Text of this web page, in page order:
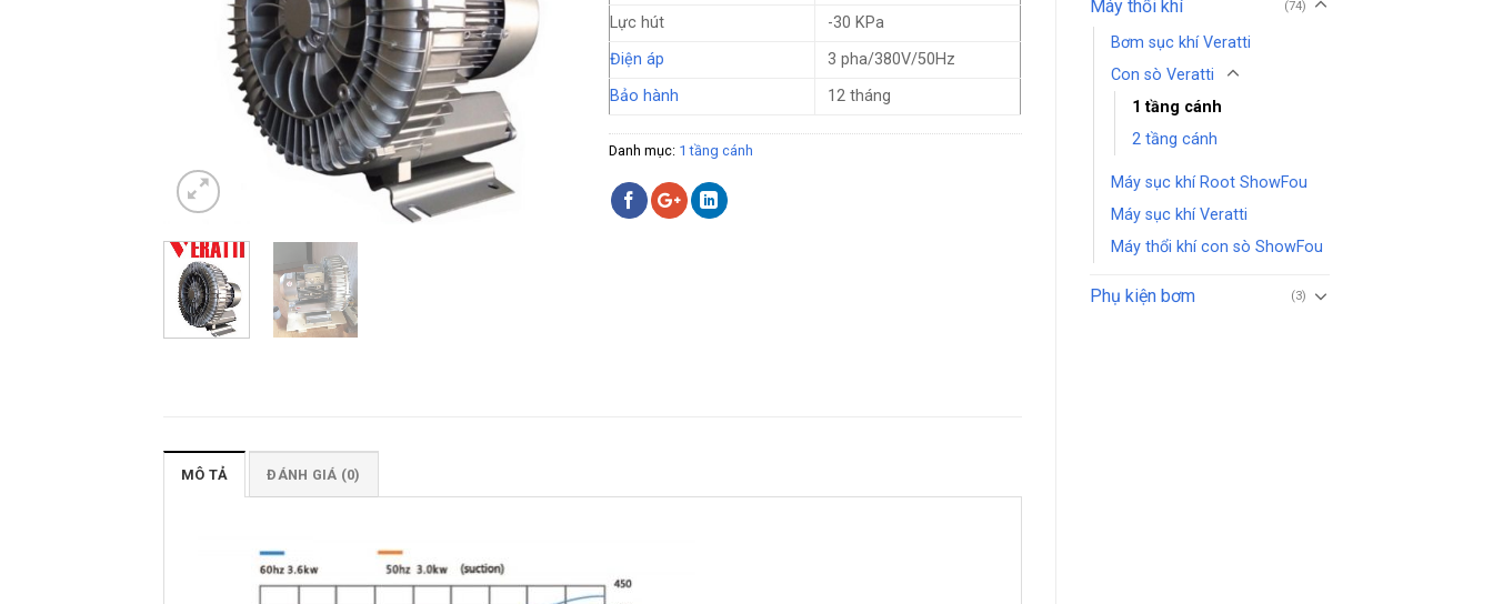
Lực hút
-30 KPa
Điện áp
3 pha/380V/50Hz
Bảo hành
12 tháng
Danh mục: 1 tầng cánh
MÔ TẢ ĐÁNH GIÁ (0)
Máy thổi khí (74)
Bơm sục khí Veratti
Con sò Veratti
1 tầng cánh
2 tầng cánh
Máy sục khí Root ShowFou
Máy sục khí Veratti
Máy thổi khí con sò ShowFou
Phụ kiện bơm (3)